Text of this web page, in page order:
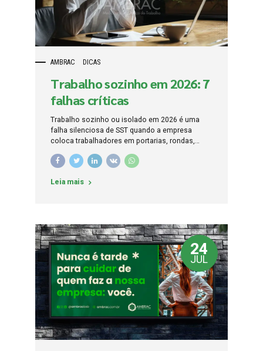
AMBRAC DICAS
Trabalho sozinho em 2026: 7
falhas críticas
Trabalho sozinho ou isolado em 2026 é uma
falha silenciosa de SST quando a empresa
coloca trabalhadores em portarias, rondas,
áreas externas, plantões, laboratórios, obras,
escritórios vazios, atendimento noturno ou
apenas o trabalhador estar sozinho; é estar
sozinho diante de uma queda, mal-estar, choque
elétrico, agressão, intoxicação, acidente com
máquina, espaço confinado, incêndio, crise de
saúde, assalto, falha de equipamento ou evento
perigoso sem que a empresa tenha definido
quem percebe,...
Leia mais
24
JUL